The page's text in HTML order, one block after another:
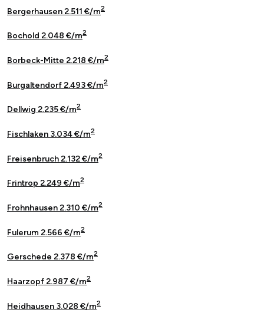
Bergerhausen 2.511 €/m2
Bochold 2.048 €/m2
Borbeck-Mitte 2.218 €/m2
Burgaltendorf 2.493 €/m2
Dellwig 2.235 €/m2
Fischlaken 3.034 €/m2
Freisenbruch 2.132 €/m2
Frintrop 2.249 €/m2
Frohnhausen 2.310 €/m2
Fulerum 2.566 €/m2
Gerschede 2.378 €/m2
Haarzopf 2.987 €/m2
Heidhausen 3.028 €/m2